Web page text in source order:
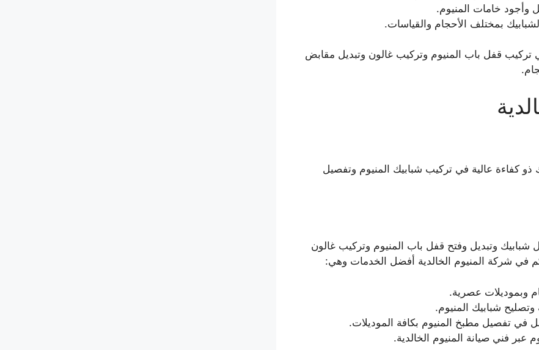
وأجود خامات المنيوم.
بمختلف الأحجام والقياسات.
تركيب قفل باب المنيوم وتركيب غالون وتبديل مقابض
ذو كفاءة عالية في تركيب شبابيك المنيوم وتفصيل
شبابيك وتبديل وفتح قفل باب المنيوم وتركيب غالون
في شركة المنيوم الخالدية أفضل الخدمات وهي:
وبموديلات عصرية.
شبابيك المنيوم.
في تفصيل مطبخ المنيوم بكافة الموديلات.
عبر فني صيانة المنيوم الخالدية.